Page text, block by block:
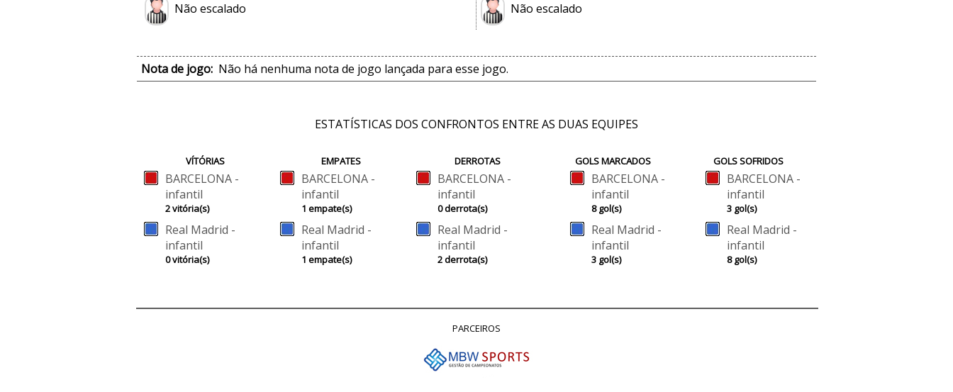
Não escalado Não escalado
Nota de jogo: Não há nenhuma nota de jogo lançada para esse jogo.
ESTATÍSTICAS DOS CONFRONTOS ENTRE AS DUAS EQUIPES
VÍTÓRIAS
BARCELONA -
infantil
2 vitória(s)
Real Madrid -
infantil
0 vitória(s)
EMPATES
BARCELONA -
infantil
1 empate(s)
Real Madrid -
infantil
1 empate(s)
DERROTAS
BARCELONA -
infantil
0 derrota(s)
Real Madrid -
infantil
2 derrota(s)
GOLS MARCADOS
BARCELONA -
infantil
8 gol(s)
Real Madrid -
infantil
3 gol(s)
GOLS SOFRIDOS
BARCELONA -
infantil
3 gol(s)
Real Madrid -
infantil
8 gol(s)
PARCEIROS